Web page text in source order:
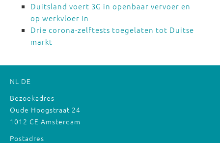
Duitsland voert 3G in openbaar vervoer en
op werkvloer in
Drie corona-zelftests toegelaten tot Duitse
markt
NL DE
Bezoekadres
Oude Hoogstraat 24
1012 CE Amsterdam
Postadres